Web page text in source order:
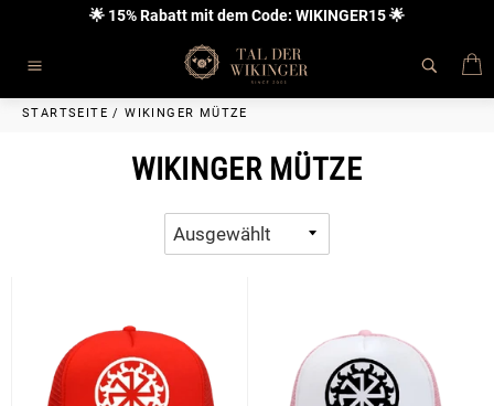
Inhalt
🌟 15% Rabatt mit dem Code: WIKINGER15 🌟
STARTSEITE / WIKINGER MÜTZE
WIKINGER MÜTZE